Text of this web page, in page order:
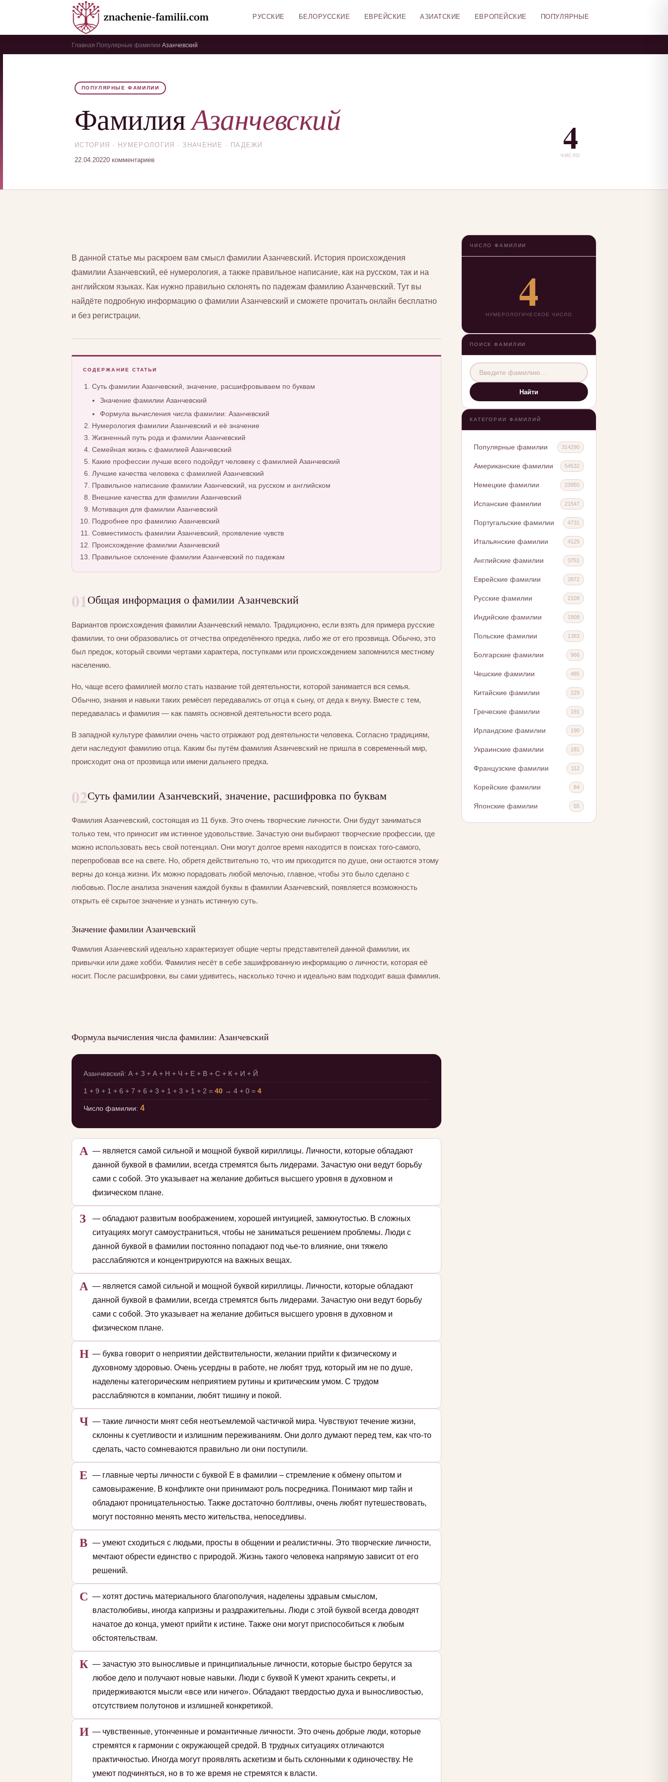
РУССКИЕ БЕЛОРУССКИЕ ЕВРЕЙСКИЕ АЗИАТСКИЕ ЕВРОПЕЙСКИЕ ПОПУЛЯРНЫЕ
Главная Популярные фамилии Азанчевский
ПОПУЛЯРНЫЕ ФАМИЛИИ
ФамилияАзанчевский
ИСТОРИЯ · НУМЕРОЛОГИЯ · ЗНАЧЕНИЕ · ПАДЕЖИ
22.04.20220 комментариев
4
ЧИСЛО
В данной статье мы раскроем вам смысл фамилии Азанчевский. История происхождения
фамилии Азанчевский, её нумерология, а также правильное написание, как на русском, так и на
английском языках. Как нужно правильно склонять по падежам фамилию Азанчевский. Тут вы
найдёте подробную информацию о фамилии Азанчевский и сможете прочитать онлайн бесплатно
и без регистрации.
СОДЕРЖАНИЕ СТАТЬИ
Суть фамилии Азанчевский, значение, расшифровываем по буквам
Значение фамилии Азанчевский
Формула вычисления числа фамилии: Азанчевский
Нумерология фамилии Азанчевский и её значение
Жизненный путь рода и фамилии Азанчевский
Семейная жизнь с фамилией Азанчевский
Какие профессии лучше всего подойдут человеку с фамилией Азанчевский
Лучшие качества человека с фамилией Азанчевский
Правильное написание фамилии Азанчевский, на русском и английском
Внешние качества для фамилии Азанчевский
Мотивация для фамилии Азанчевский
Подробнее про фамилию Азанчевский
Совместимость фамилии Азанчевский, проявление чувств
Происхождение фамилии Азанчевский
Правильное склонение фамилии Азанчевский по падежам
01Общая информация о фамилии Азанчевский
Вариантов происхождения фамилии Азанчевский немало. Традиционно, если взять для примера русские
фамилии, то они образовались от отчества определённого предка, либо же от его прозвища. Обычно, это
был предок, который своими чертами характера, поступками или происхождением запомнился местному
населению.
Но, чаще всего фамилией могло стать название той деятельности, которой занимается вся семья.
Обычно, знания и навыки таких ремёсел передавались от отца к сыну, от деда к внуку. Вместе с тем,
передавалась и фамилия — как память основной деятельности всего рода.
В западной культуре фамилии очень часто отражают род деятельности человека. Согласно традициям,
дети наследуют фамилию отца. Каким бы путём фамилия Азанчевский не пришла в современный мир,
происходит она от прозвища или имени дальнего предка.
02Суть фамилии Азанчевский, значение, расшифровка по буквам
Фамилия Азанчевский, состоящая из 11 букв. Это очень творческие личности. Они будут заниматься
только тем, что приносит им истинное удовольствие. Зачастую они выбирают творческие профессии, где
можно использовать весь свой потенциал. Они могут долгое время находится в поисках того-самого,
перепробовав все на свете. Но, обретя действительно то, что им приходится по душе, они остаются этому
верны до конца жизни. Их можно порадовать любой мелочью, главное, чтобы это было сделано с
любовью. После анализа значения каждой буквы в фамилии Азанчевский, появляется возможность
открыть её скрытое значение и узнать истинную суть.
Значение фамилии Азанчевский
Фамилия Азанчевский идеально характеризует общие черты представителей данной фамилии, их
привычки или даже хобби. Фамилия несёт в себе зашифрованную информацию о личности, которая её
носит. После расшифровки, вы сами удивитесь, насколько точно и идеально вам подходит ваша фамилия.
Формула вычисления числа фамилии: Азанчевский
Азанчевский: А + З + А + Н + Ч + Е + В + С + К + И + Й
1 + 9 + 1 + 6 + 7 + 6 + 3 + 1 + 3 + 1 + 2 = 40 → 4 + 0 = 4
Число фамилии: 4
А — является самой сильной и мощной буквой кириллицы. Личности, которые обладают
данной буквой в фамилии, всегда стремятся быть лидерами. Зачастую они ведут борьбу
сами с собой. Это указывает на желание добиться высшего уровня в духовном и
физическом плане.
З
— обладают развитым воображением, хорошей интуицией, замкнутостью. В сложных
ситуациях могут самоустраниться, чтобы не заниматься решением проблемы. Люди с
данной буквой в фамилии постоянно попадают под чье-то влияние, они тяжело
расслабляются и концентрируются на важных вещах.
А — является самой сильной и мощной буквой кириллицы. Личности, которые обладают
данной буквой в фамилии, всегда стремятся быть лидерами. Зачастую они ведут борьбу
сами с собой. Это указывает на желание добиться высшего уровня в духовном и
физическом плане.
Н — буква говорит о неприятии действительности, желании прийти к физическому и
духовному здоровью. Очень усердны в работе, не любят труд, который им не по душе,
наделены категорическим неприятием рутины и критическим умом. С трудом
расслабляются в компании, любят тишину и покой.
Ч — такие личности мнят себя неотъемлемой частичкой мира. Чувствуют течение жизни,
склонны к суетливости и излишним переживаниям. Они долго думают перед тем, как что-то
сделать, часто сомневаются правильно ли они поступили.
Е
— главные черты личности с буквой Е в фамилии – стремление к обмену опытом и
самовыражение. В конфликте они принимают роль посредника. Понимают мир тайн и
обладают проницательностью. Также достаточно болтливы, очень любят путешествовать,
могут постоянно менять место жительства, непоседливы.
В — умеют сходиться с людьми, просты в общении и реалистичны. Это творческие личности,
мечтают обрести единство с природой. Жизнь такого человека напрямую зависит от его
решений.
С — хотят достичь материального благополучия, наделены здравым смыслом,
властолюбивы, иногда капризны и раздражительны. Люди с этой буквой всегда доводят
начатое до конца, умеют прийти к истине. Также они могут приспособиться к любым
обстоятельствам.
К — зачастую это выносливые и принципиальные личности, которые быстро берутся за
любое дело и получают новые навыки. Люди с буквой К умеют хранить секреты, и
придерживаются мысли «все или ничего». Обладают твердостью духа и выносливостью,
отсутствием полутонов и излишней конкретикой.
И — чувственные, утонченные и романтичные личности. Это очень добрые люди, которые
стремятся к гармонии с окружающей средой. В трудных ситуациях отличаются
практичностью. Иногда могут проявлять аскетизм и быть склонными к одиночеству. Не
умеют подчиняться, но в то же время не стремятся к власти.
ЧИСЛО ФАМИЛИИ
4
НУМЕРОЛОГИЧЕСКОЕ ЧИСЛО
ПОИСК ФАМИЛИИ
Найти
КАТЕГОРИИ ФАМИЛИЙ
Популярные фамилии 314290
Американские фамилии 54532
Немецкие фамилии 23950
Испанские фамилии 21547
Португальские фамилии 4731
Итальянские фамилии 4125
Английские фамилии 3751
Еврейские фамилии 2872
Русские фамилии 2109
Индийские фамилии 1908
Польские фамилии 1363
Болгарские фамилии 966
Чешские фамилии 485
Китайские фамилии 229
Греческие фамилии 191
Ирландские фамилии 190
Украинские фамилии 181
Французские фамилии 112
Корейские фамилии 84
Японские фамилии 55